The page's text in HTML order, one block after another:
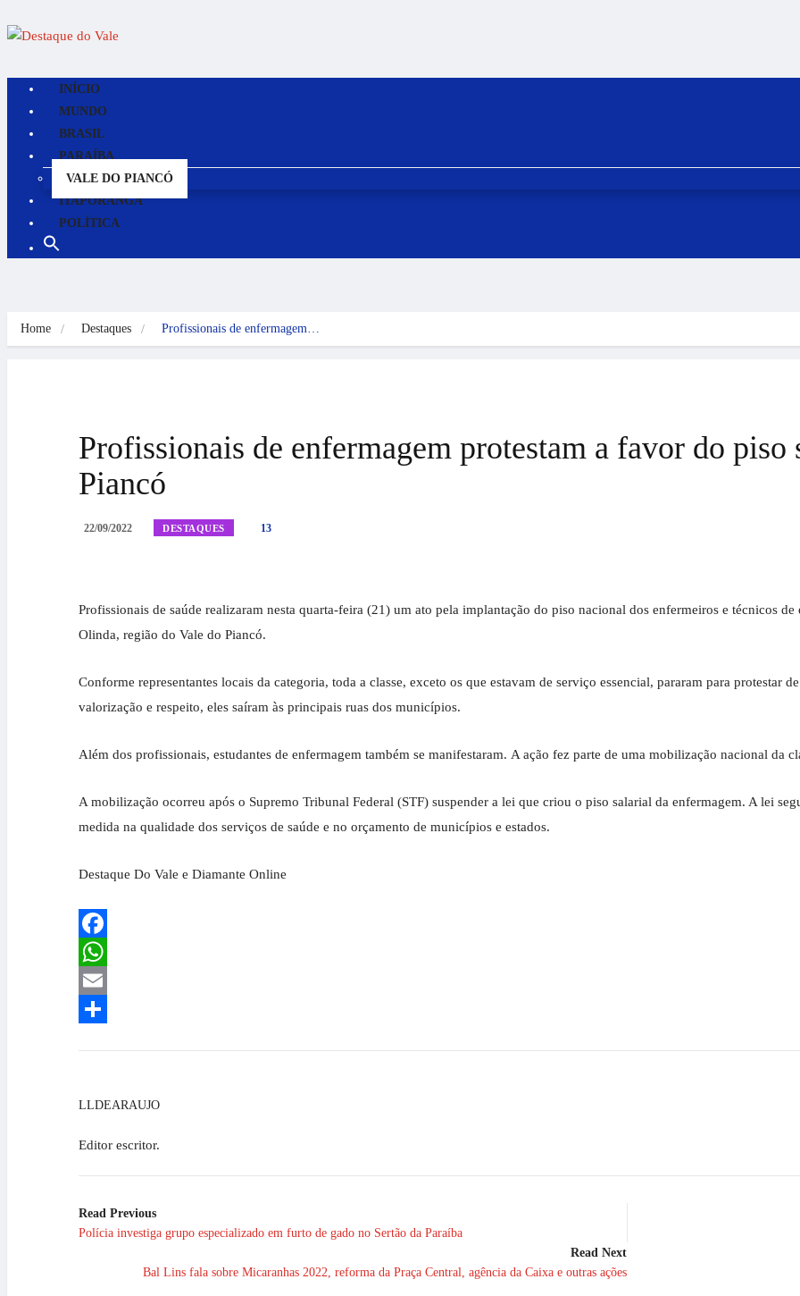
INÍCIO
MUNDO
BRASIL
PARAÍBA
VALE DO PIANCÓ
ITAPORANGA
POLÍTICA
Home Destaques Profissionais de enfermagem…
Profissionais de enfermagem protestam a favor do piso
Piancó
22/09/2022 DESTAQUES 13
Profissionais de saúde realizaram nesta quarta-feira (21) um ato pela implantação do piso nacional dos enfermeiros e técnicos
Olinda, região do Vale do Piancó.
Conforme representantes locais da categoria, toda a classe, exceto os que estavam de serviço essencial, pararam para protestar
valorização e respeito, eles saíram às principais ruas dos municípios.
Além dos profissionais, estudantes de enfermagem também se manifestaram. A ação fez parte de uma mobilização nacional da
A mobilização ocorreu após o Supremo Tribunal Federal (STF) suspender a lei que criou o piso salarial da enfermagem. A lei
medida na qualidade dos serviços de saúde e no orçamento de municípios e estados.
Destaque Do Vale e Diamante Online
Facebook
WhatsApp
Email
LLDEARAUJO
Editor escritor.
Read Previous
Polícia investiga grupo especializado em furto de gado no Sertão da Paraíba
Read Next
Bal Lins fala sobre Micaranhas 2022, reforma da Praça Central, agência da Caixa e outras ações